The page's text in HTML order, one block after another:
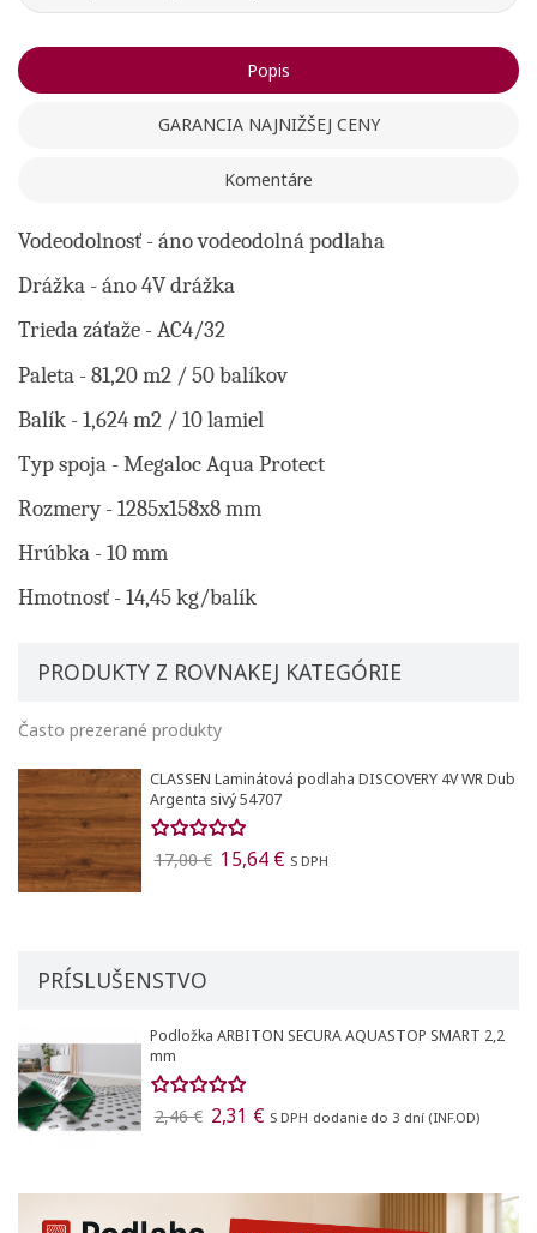
Popis
GARANCIA NAJNIŽŠEJ CENY
Komentáre
Vodeodolnosť - áno vodeodolná podlaha
Drážka - áno 4V drážka
Trieda záťaže - AC4/32
Paleta - 81,20 m2 / 50 balíkov
Balík - 1,624 m2 / 10 lamiel
Typ spoja - Megaloc Aqua Protect
Rozmery - 1285x158x8 mm
Hrúbka - 10 mm
Hmotnosť - 14,45 kg/balík
PRODUKTY Z ROVNAKEJ KATEGÓRIE
Často prezerané produkty
CLASSEN Laminátová podlaha DISCOVERY 4V WR Dub
Argenta sivý 54707
17,00 € 15,64 € S DPH
PRÍSLUŠENSTVO
Podložka ARBITON SECURA AQUASTOP SMART 2,2
mm
2,46 € 2,31 € S DPH dodanie do 3 dní (INF.OD)
Pridať do obľúbených
Vytvoriť zoznam želaní
Vytvoriť zoznam želaní
Registrovať sa
prihlásiť sa.